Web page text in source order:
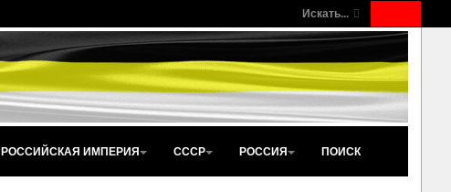
Искать...
РОССИЙСКАЯ ИМПЕРИЯ СССР РОССИЯ ПОИСК